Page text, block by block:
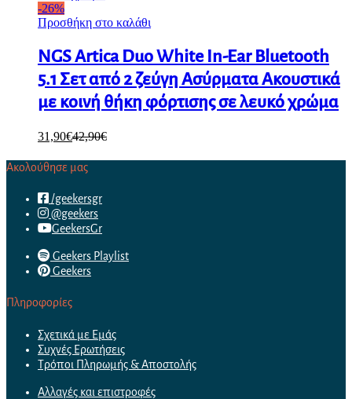
-26%
Προσθήκη στο καλάθι
NGS Artica Duo White In-Ear Bluetooth
5.1 Σετ από 2 ζεύγη Ασύρματα Ακουστικά
με κοινή θήκη φόρτισης σε λευκό χρώμα
31,90€42,90€
Ακολούθησε μας
/geekersgr
@geekers
GeekersGr
Geekers Playlist
Geekers
Πληροφορίες
Σχετικά με Εμάς
Συχνές Ερωτήσεις
Τρόποι Πληρωμής & Αποστολής
Αλλαγές και επιστροφές